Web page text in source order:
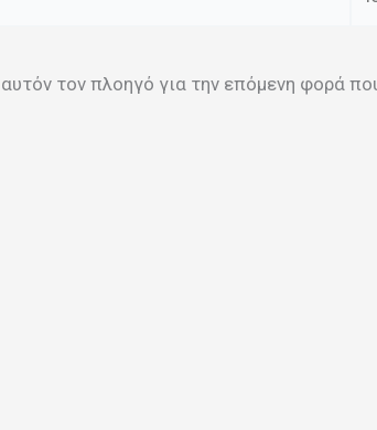
τον πλοηγό για την επόμενη φορά